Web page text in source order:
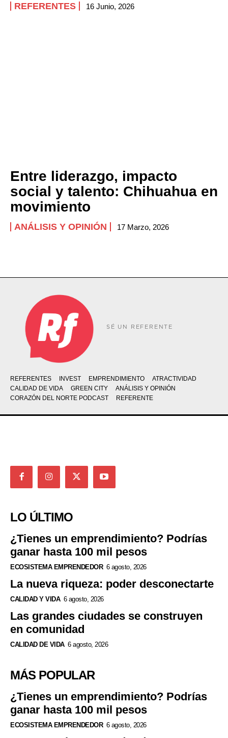
REFERENTES 16 Junio, 2026
Entre liderazgo, impacto
social y talento: Chihuahua en
movimiento
ANÁLISIS Y OPINIÓN 17 Marzo, 2026
SÉ UN REFERENTE
REFERENTES INVEST EMPRENDIMIENTO
ATRACTIVIDAD
CALIDAD DE VIDA
GREEN CITY
ANÁLISIS Y OPINIÓN
CORAZÓN DEL NORTE PODCAST
REFERENTE
LO ÚLTIMO
¿Tienes un emprendimiento? Podrías
ganar hasta 100 mil pesos
ECOSISTEMA EMPRENDEDOR 6 agosto, 2026
La nueva riqueza: poder desconectarte
CALIDAD Y VIDA 6 agosto, 2026
Las grandes ciudades se construyen
en comunidad
CALIDAD DE VIDA 6 agosto, 2026
MÁS POPULAR
¿Tienes un emprendimiento? Podrías
ganar hasta 100 mil pesos
ECOSISTEMA EMPRENDEDOR 6 agosto, 2026